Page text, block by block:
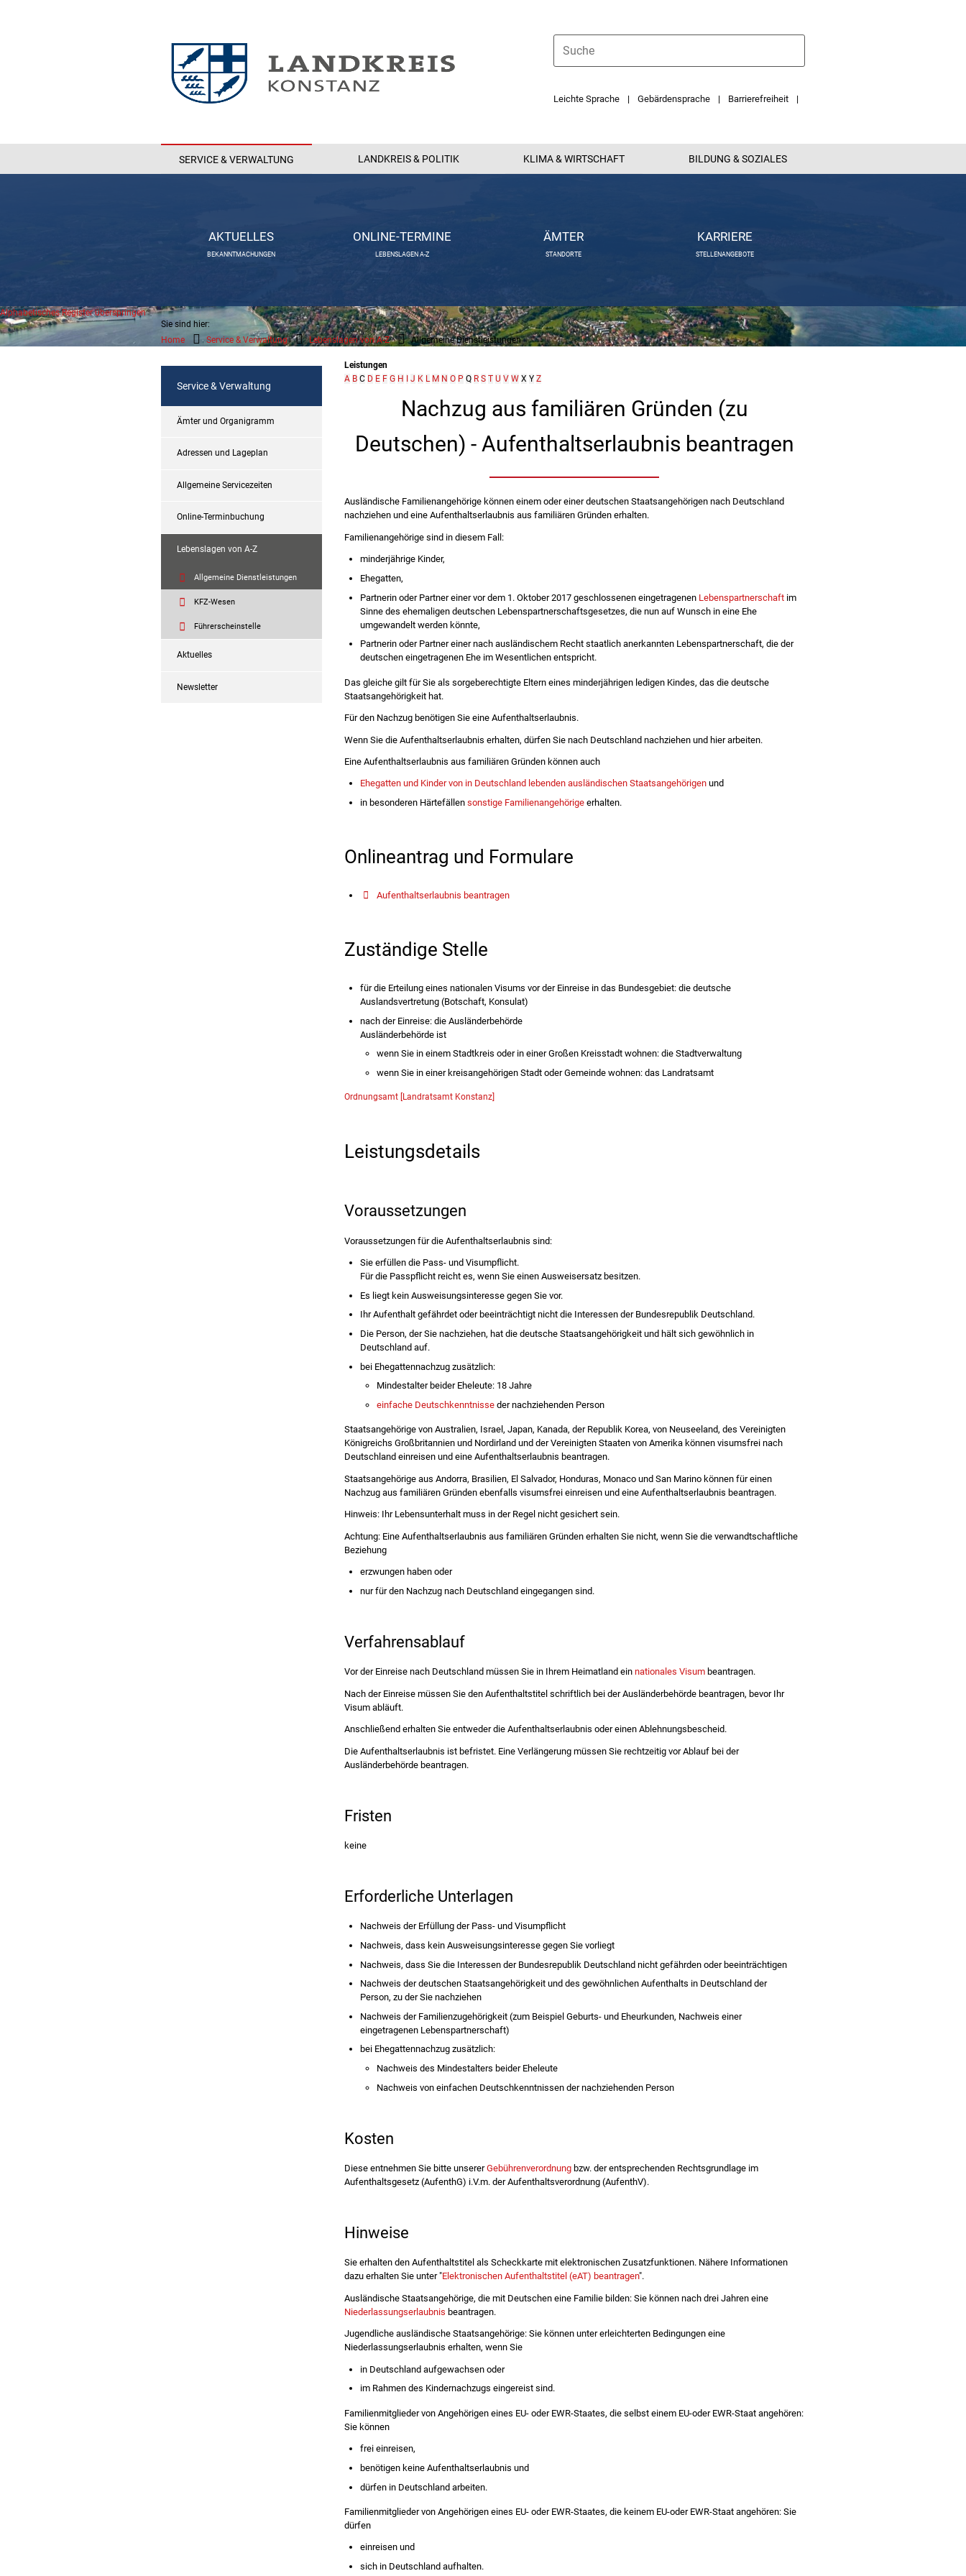
Leichte Sprache Gebärdensprache Barrierefreiheit
SERVICE & VERWALTUNG LANDKREIS & POLITIK KLIMA & WIRTSCHAFT BILDUNG & SOZIALES
AKTUELLES
BEKANNTMACHUNGEN
ONLINE-TERMINE
LEBENSLAGEN A-Z
ÄMTER
STANDORTE
KARRIERE
STELLENANGEBOTE
Sie sind hier:
Home
Service & Verwaltung Lebenslagen von A-Z Allgemeine Dienstleistungen
Service & Verwaltung
Ämter und Organigramm
Adressen und Lageplan
Allgemeine Servicezeiten
Online-Terminbuchung
Lebenslagen von A-Z
Allgemeine Dienstleistungen
KFZ-Wesen
Führerscheinstelle
Aktuelles
Newsletter
Leistungen
Alphabetisches Register überspringen
A B C D E F G H I J K L M N O P Q R S T U V W X Y Z
Nachzug aus familiären Gründen (zu
Deutschen) - Aufenthaltserlaubnis beantragen
Ausländische Familienangehörige können einem oder einer deutschen Staatsangehörigen nach Deutschland
nachziehen und eine Aufenthaltserlaubnis aus familiären Gründen erhalten.
Familienangehörige sind in diesem Fall:
minderjährige Kinder,
Ehegatten,
Partnerin oder Partner einer vor dem 1. Oktober 2017 geschlossenen eingetragenen Lebenspartnerschaft im
Sinne des ehemaligen deutschen Lebenspartnerschaftsgesetzes, die nun auf Wunsch in eine Ehe
umgewandelt werden könnte,
Partnerin oder Partner einer nach ausländischem Recht staatlich anerkannten Lebenspartnerschaft, die der
deutschen eingetragenen Ehe im Wesentlichen entspricht.
Das gleiche gilt für Sie als sorgeberechtigte Eltern eines minderjährigen ledigen Kindes, das die deutsche
Staatsangehörigkeit hat.
Für den Nachzug benötigen Sie eine Aufenthaltserlaubnis.
Wenn Sie die Aufenthaltserlaubnis erhalten, dürfen Sie nach Deutschland nachziehen und hier arbeiten.
Eine Aufenthaltserlaubnis aus familiären Gründen können auch
Ehegatten und Kinder von in Deutschland lebenden ausländischen Staatsangehörigen und
in besonderen Härtefällensonstige Familienangehörige erhalten.
Onlineantrag und Formulare
Aufenthaltserlaubnis beantragen
Zuständige Stelle
für die Erteilung eines nationalen Visums vor der Einreise in das Bundesgebiet: die deutsche
Auslandsvertretung (Botschaft, Konsulat)
nach der Einreise: die Ausländerbehörde
Ausländerbehörde ist
wenn Sie in einem Stadtkreis oder in einer Großen Kreisstadt wohnen: die Stadtverwaltung
wenn Sie in einer kreisangehörigen Stadt oder Gemeinde wohnen: das Landratsamt
Ordnungsamt [Landratsamt Konstanz]
Leistungsdetails
Voraussetzungen
Voraussetzungen für die Aufenthaltserlaubnis sind:
Sie erfüllen die Pass- und Visumpflicht.
Für die Passpflicht reicht es, wenn Sie einen Ausweisersatz besitzen.
Es liegt kein Ausweisungsinteresse gegen Sie vor.
Ihr Aufenthalt gefährdet oder beeinträchtigt nicht die Interessen der Bundesrepublik Deutschland.
Die Person, der Sie nachziehen, hat die deutsche Staatsangehörigkeit und hält sich gewöhnlich in
Deutschland auf.
bei Ehegattennachzug zusätzlich:
Mindestalter beider Eheleute: 18 Jahre
einfache Deutschkenntnisse der nachziehenden Person
Staatsangehörige von Australien, Israel, Japan, Kanada, der Republik Korea, von Neuseeland, des Vereinigten
Königreichs Großbritannien und Nordirland und der Vereinigten Staaten von Amerika können visumsfrei nach
Deutschland einreisen und eine Aufenthaltserlaubnis beantragen.
Staatsangehörige aus Andorra, Brasilien, El Salvador, Honduras, Monaco und San Marino können für einen
Nachzug aus familiären Gründen ebenfalls visumsfrei einreisen und eine Aufenthaltserlaubnis beantragen.
Hinweis:Ihr Lebensunterhalt muss in der Regel nicht gesichert sein.
Achtung:Eine Aufenthaltserlaubnis aus familiären Gründen erhalten Sie nicht, wenn Sie die verwandtschaftliche
Beziehung
erzwungen haben oder
nur für den Nachzug nach Deutschland eingegangen sind.
Verfahrensablauf
Vor der Einreise nach Deutschland müssen Sie in Ihrem Heimatland ein nationales Visumbeantragen.
Nach der Einreise müssen Sie den Aufenthaltstitel schriftlich bei der Ausländerbehörde beantragen, bevor Ihr
Visum abläuft.
Anschließend erhalten Sie entweder die Aufenthaltserlaubnis oder einen Ablehnungsbescheid.
Die Aufenthaltserlaubnis ist befristet. Eine Verlängerung müssen Sie rechtzeitig vor Ablauf bei der
Ausländerbehörde beantragen.
Fristen
keine
Erforderliche Unterlagen
Nachweis der Erfüllung der Pass- und Visumpflicht
Nachweis, dass kein Ausweisungsinteresse gegen Sie vorliegt
Nachweis, dass Sie die Interessen der Bundesrepublik Deutschland nicht gefährden oder beeinträchtigen
Nachweis der deutschen Staatsangehörigkeit und des gewöhnlichen Aufenthalts in Deutschland der
Person, zu der Sie nachziehen
Nachweis der Familienzugehörigkeit (zum Beispiel Geburts- und Eheurkunden, Nachweis einer
eingetragenen Lebenspartnerschaft)
bei Ehegattennachzug zusätzlich:
Nachweis des Mindestalters beider Eheleute
Nachweis von einfachen Deutschkenntnissen der nachziehenden Person
Kosten
Diese entnehmen Sie bitte unsererGebührenverordnung bzw. der entsprechenden Rechtsgrundlage im
Aufenthaltsgesetz (AufenthG) i.V.m. der Aufenthaltsverordnung (AufenthV).
Hinweise
Sie erhalten den Aufenthaltstitel als Scheckkarte mit elektronischen Zusatzfunktionen. Nähere Informationen
dazu erhalten Sie unter "Elektronischen Aufenthaltstitel (eAT) beantragen".
Ausländische Staatsangehörige, die mit Deutschen eine Familie bilden: Sie können nach drei Jahren eine
Niederlassungserlaubnis beantragen.
Jugendliche ausländische Staatsangehörige: Sie können unter erleichterten Bedingungen eine
Niederlassungserlaubnis erhalten, wenn Sie
in Deutschland aufgewachsen oder
im Rahmen des Kindernachzugs eingereist sind.
Familienmitglieder von Angehörigen eines EU- oder EWR-Staates, die selbst einem EU-oder EWR-Staat angehören:
Sie können
frei einreisen,
benötigen keine Aufenthaltserlaubnis und
dürfen in Deutschland arbeiten.
Familienmitglieder von Angehörigen eines EU- oder EWR-Staates, die keinem EU-oder EWR-Staat angehören: Sie
dürfen
einreisen und
sich in Deutschland aufhalten.